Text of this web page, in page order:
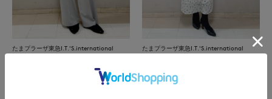
たまプラーザ東急I.T.'S.international たまプラーザ東急I.T.'S.international
もっと見る